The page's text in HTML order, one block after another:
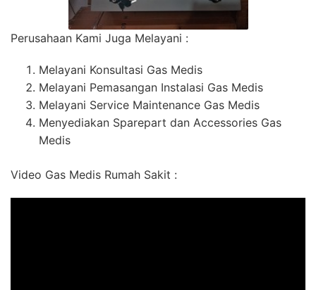
Perusahaan Kami Juga Melayani :
Melayani Konsultasi Gas Medis
Melayani Pemasangan Instalasi Gas Medis
Melayani Service Maintenance Gas Medis
Menyediakan Sparepart dan Accessories Gas
Medis
Video Gas Medis Rumah Sakit :